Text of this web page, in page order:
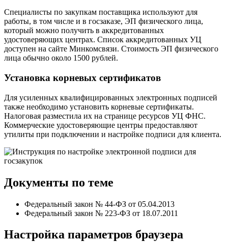
Специалисты по закупкам поставщика используют для
работы, в том числе и в госзаказе, ЭП физического лица,
который можно получить в аккредитованных
удостоверяющих центрах. Список аккредитованных УЦ
доступен на сайте Минкомсвязи. Стоимость ЭП физического
лица обычно около 1500 рублей.
Установка корневых сертификатов
Для усиленных квалифицированных электронных подписей
также необходимо установить корневые сертификаты.
Налоговая разместила их на странице ресурсов УЦ ФНС.
Коммерческие удостоверяющие центры предоставляют
утилиты при подключении и настройке подписи для клиента.
Документы по теме
Федеральный закон № 44-ФЗ от 05.04.2013
Федеральный закон № 223-ФЗ от 18.07.2011
Настройка параметров браузера